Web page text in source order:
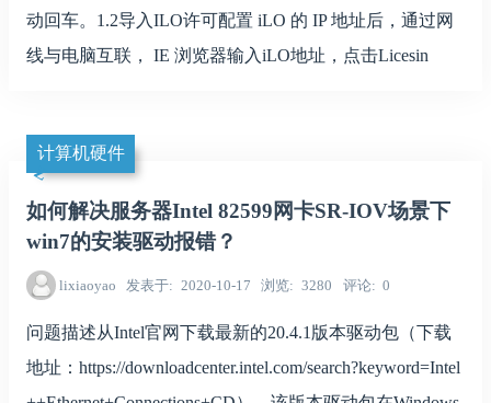
动回车。1.2导入ILO许可配置 iLO 的 IP 地址后，通过网
线与电脑互联， IE 浏览器输入iLO地址，点击Licesin
计算机硬件
如何解决服务器Intel 82599网卡SR-IOV场景下
win7的安装驱动报错？
lixiaoyao 发表于 2020-10-17 浏览 3280 评论 0
问题描述从Intel官网下载最新的20.4.1版本驱动包（下载
地址：https://downloadcenter.intel.com/search?keyword=Intel